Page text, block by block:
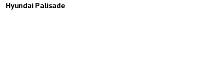
Hyundai Palisade